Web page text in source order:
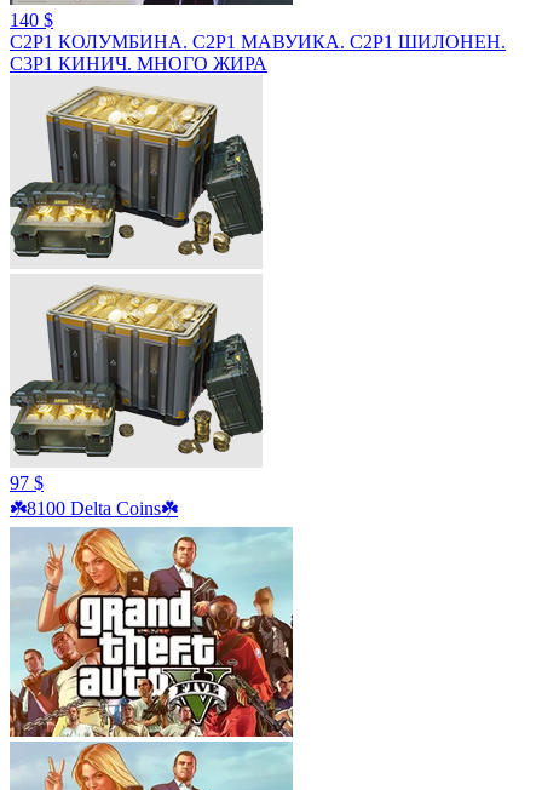
140 $
C2Р1 КОЛУМБИНА. С2Р1 МАВУИКА. С2Р1 ШИЛОНЕН.
С3Р1 КИНИЧ. МНОГО ЖИРА
97 $
☘️8100 Delta Coins☘️